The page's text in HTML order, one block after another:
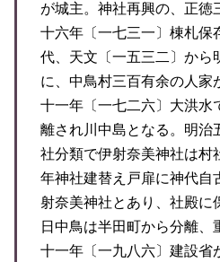
が城主。神社再興の、正徳
十六年〔一七三一〕棟札保
代、天文〔一五三二〕から
に、中鳥村三百有余の人家
十一年〔一七二六〕大洪水
離され川中島となる。明治
社分類で伊射奈美神社は村
年神社建替え戸扉に神代自
射奈美神社とあり、社殿に
日中鳥は半田町から分離、
十一年〔一九八六〕建設省